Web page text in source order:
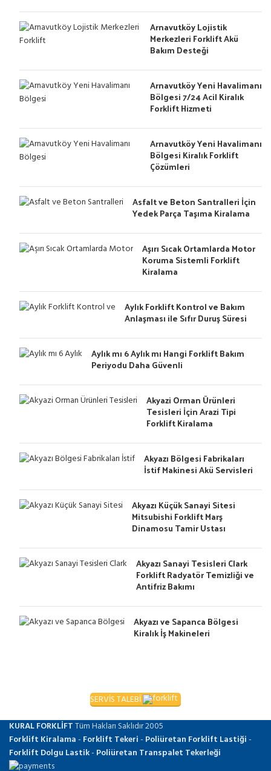
Arnavutköy Lojistik
Merkezleri Forklift Akü
Bakım Desteği
Arnavutköy Yeni Havalimanı
Bölgesi 7/24 Acil Kiralık
Forklift Hizmeti
Arnavutköy Yeni Havalimanı
Bölgesi Kiralık Forklift
Çözümleri
Asfalt ve Beton Santralleri İçin
Yedek Parça Taşıma Kiralama
Aşırı Sıcak Ortamlarda Motor
Koruma Sistemli Forklift
Kiralama
Aylık Forklift Kontrol ve Bakım
Anlaşması ile Sıfır Duruş Süresi
Aylık mı 6 Aylık mı Hangi Forklift Bakım
Periyodu Daha Güvenli
Akyazi Orman Ürünleri
Tesisleri İçin Arazi Tipi
Forklift Kiralama
Akyazı Bölgesi Fabrikaları
İstif Makinesi Akü Servisleri
Akyazı Küçük Sanayi Sitesi
Mitsubishi Forklift Marş
Dinamosu Tamir Ustası
Akyazı Sanayi Tesisleri Clark
Forklift Radyatör Temizliği ve
Antifriz Bakımı
Akyazı ve Sapanca Bölgesi
Kiralık İş Makineleri
SERVİS TALEBİ
KURAL FORKLİFTTüm Hakları Saklıdır2005
Forklift Kiralama- Forklift Tekeri- Poliüretan Forklift Lastiği-
Forklift Dolgu Lastik- Poliüretan Transpalet Tekerleği